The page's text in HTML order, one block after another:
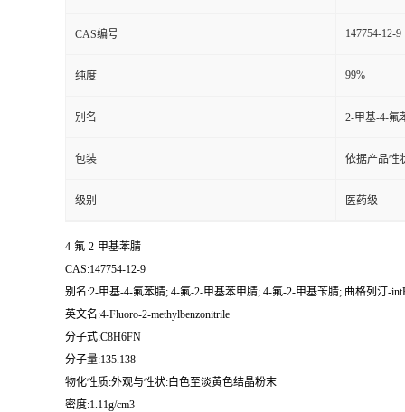
CAS编号 147754-12-9
纯度 99%
别名 2-甲基-4-氟
包装 依据产品性
级别 医药级
4-氟-2-甲基苯腈
CAS:147754-12-9
别名:2-甲基-4-氟苯腈; 4-氟-2-甲基苯甲腈; 4-氟-2-甲基苄腈; 曲格列汀-
英文名:4-Fluoro-2-methylbenzonitrile
分子式:C8H6FN
分子量:135.138
物化性质:外观与性状:白色至淡黄色结晶粉末
密度:1.11g/cm3